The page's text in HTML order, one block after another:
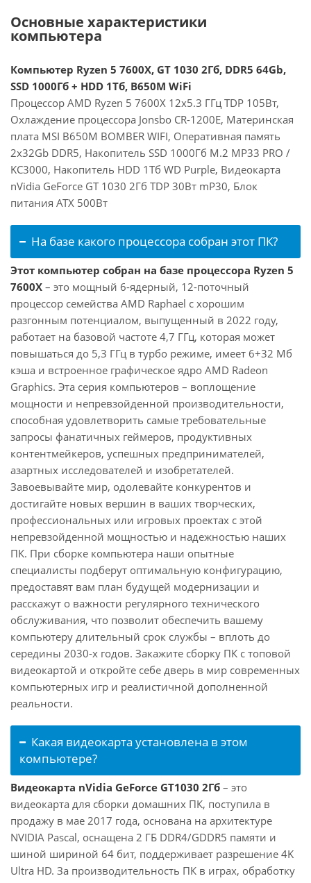
Основные характеристики
компьютера
Компьютер Ryzen 5 7600X, GT 1030 2Гб, DDR5 64Gb,
SSD 1000Гб + HDD 1Тб, B650M WiFi
Процессор AMD Ryzen 5 7600X 12x5.3 ГГц TDP 105Вт,
Охлаждение процессора Jonsbo CR-1200E, Материнская
плата MSI B650M BOMBER WIFI, Оперативная память
2x32Gb DDR5, Накопитель SSD 1000Гб M.2 MP33 PRO /
KC3000, Накопитель HDD 1Тб WD Purple, Видеокарта
nVidia GeForce GT 1030 2Гб TDP 30Вт mP30, Блок
питания ATX 500Вт
На базе какого процессора собран этот ПК?
Этот компьютер собран на базе процессора Ryzen 5
7600X – это мощный 6-ядерный, 12-поточный
процессор семейства AMD Raphael с хорошим
разгонным потенциалом, выпущенный в 2022 году,
работает на базовой частоте 4,7 ГГц, которая может
повышаться до 5,3 ГГц в турбо режиме, имеет 6+32 Мб
кэша и встроенное графическое ядро AMD Radeon
Graphics. Эта серия компьютеров – воплощение
мощности и непревзойденной производительности,
способная удовлетворить самые требовательные
запросы фанатичных геймеров, продуктивных
контентмейкеров, успешных предпринимателей,
азартных исследователей и изобретателей.
Завоевывайте мир, одолевайте конкурентов и
достигайте новых вершин в ваших творческих,
профессиональных или игровых проектах с этой
непревзойденной мощностью и надежностью наших
ПК. При сборке компьютера наши опытные
специалисты подберут оптимальную конфигурацию,
предоставят вам план будущей модернизации и
расскажут о важности регулярного технического
обслуживания, что позволит обеспечить вашему
компьютеру длительный срок службы – вплоть до
середины 2030-х годов. Закажите сборку ПК с топовой
видеокартой и откройте себе дверь в мир современных
компьютерных игр и реалистичной дополненной
реальности.
Какая видеокарта установлена в этом
компьютере?
Видеокарта nVidia GeForce GT1030 2Гб – это
видеокарта для сборки домашних ПК, поступила в
продажу в мае 2017 года, основана на архитектуре
NVIDIA Pascal, оснащена 2 ГБ DDR4/GDDR5 памяти и
шиной шириной 64 бит, поддерживает разрешение 4K
Ultra HD. За производительность ПК в играх, обработку